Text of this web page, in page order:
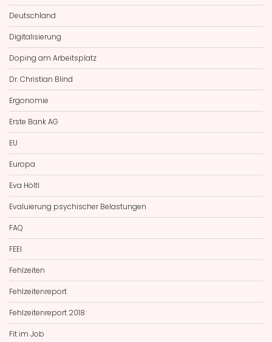
Deutschland
Digitalisierung
Doping am Arbeitsplatz
Dr. Christian Blind
Ergonomie
Erste Bank AG
EU
Europa
Eva Höltl
Evaluierung psychischer Belastungen
FAQ
FEEI
Fehlzeiten
Fehlzeitenreport
Fehlzeitenreport 2018
Fit im Job